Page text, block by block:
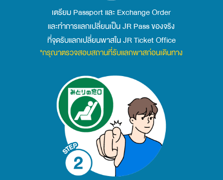
เตรียม Passport และ Exchange Order
และทำการแลกเปลี่ยนเป็น JR Pass ของจริง
ที่จุดรับแลกเปลี่ยนพาสใน JR Ticket Office
*กรุณาตรวจสอบสถานที่รับแลกพาสก่อนเดินทาง